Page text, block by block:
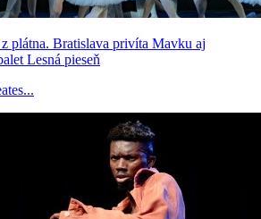
plátna. Bratislava privíta Mavku aj
Lesná pieseň